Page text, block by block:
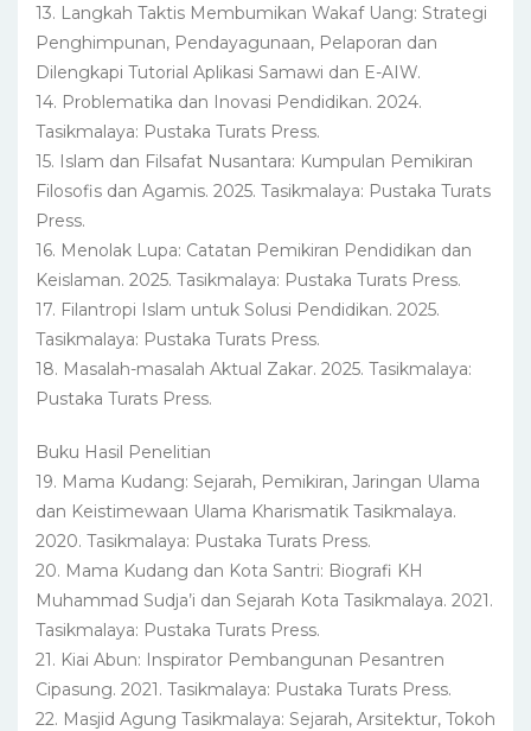
13. Langkah Taktis Membumikan Wakaf Uang: Strategi
Penghimpunan, Pendayagunaan, Pelaporan dan
Dilengkapi Tutorial Aplikasi Samawi dan E-AIW.
14. Problematika dan Inovasi Pendidikan. 2024.
Tasikmalaya: Pustaka Turats Press.
15. Islam dan Filsafat Nusantara: Kumpulan Pemikiran
Filosofis dan Agamis. 2025. Tasikmalaya: Pustaka Turats
Press.
16. Menolak Lupa: Catatan Pemikiran Pendidikan dan
Keislaman. 2025. Tasikmalaya: Pustaka Turats Press.
17. Filantropi Islam untuk Solusi Pendidikan. 2025.
Tasikmalaya: Pustaka Turats Press.
18. Masalah-masalah Aktual Zakar. 2025. Tasikmalaya:
Pustaka Turats Press.
Buku Hasil Penelitian
19. Mama Kudang: Sejarah, Pemikiran, Jaringan Ulama
dan Keistimewaan Ulama Kharismatik Tasikmalaya.
2020. Tasikmalaya: Pustaka Turats Press.
20. Mama Kudang dan Kota Santri: Biografi KH
Muhammad Sudja’i dan Sejarah Kota Tasikmalaya. 2021.
Tasikmalaya: Pustaka Turats Press.
21. Kiai Abun: Inspirator Pembangunan Pesantren
Cipasung. 2021. Tasikmalaya: Pustaka Turats Press.
22. Masjid Agung Tasikmalaya: Sejarah, Arsitektur, Tokoh